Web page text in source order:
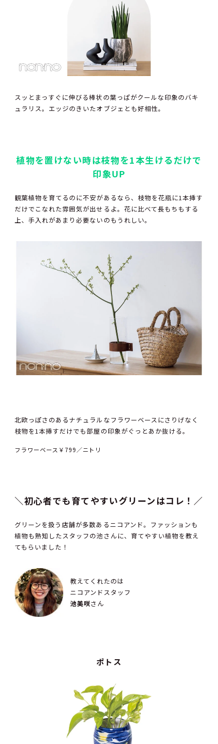
スッとまっすぐに伸びる棒状の葉っぱがクールな印象のバキ
ュラリス。エッジのきいたオブジェとも好相性。
植物を置けない時は枝物を1本生けるだけで
印象UP
観葉植物を育てるのに不安があるなら、枝物を花瓶に1本挿す
だけでこなれた雰囲気が出せるよ。花に比べて長もちもする
上、手入れがあまり必要ないのもうれしい。
北欧っぽさのあるナチュラルなフラワーベースにさりげなく
枝物を1本挿すだけでも部屋の印象がぐっとあか抜ける。
フラワーベース￥799／ニトリ
＼初心者でも育てやすいグリーンはコレ！／
グリーンを扱う店舗が多数あるニコアンド。ファッションも
植物も熟知したスタッフの池さんに、育てやすい植物を教え
てもらいました！
教えてくれたのは
ニコアンドスタッフ
池美咲さん
ポトス